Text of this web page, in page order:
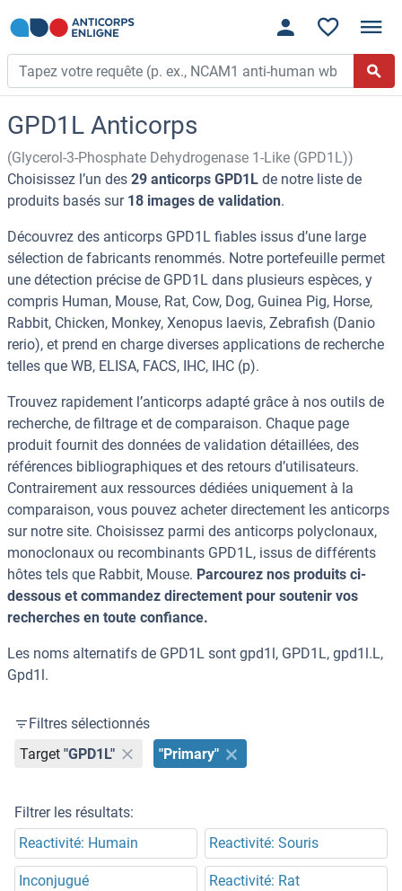
GPD1L Anticorps
(Glycerol-3-Phosphate Dehydrogenase 1-Like (GPD1L))
Choisissez l’un des 29 anticorps GPD1L de notre liste de
produits basés sur 18 images de validation.
Découvrez des anticorps GPD1L fiables issus d’une large
sélection de fabricants renommés. Notre portefeuille permet
une détection précise de GPD1L dans plusieurs espèces, y
compris Human, Mouse, Rat, Cow, Dog, Guinea Pig, Horse,
Rabbit, Chicken, Monkey, Xenopus laevis, Zebrafish (Danio
rerio), et prend en charge diverses applications de recherche
telles que WB, ELISA, FACS, IHC, IHC (p).
Trouvez rapidement l’anticorps adapté grâce à nos outils de
recherche, de filtrage et de comparaison. Chaque page
produit fournit des données de validation détaillées, des
références bibliographiques et des retours d’utilisateurs.
Contrairement aux ressources dédiées uniquement à la
comparaison, vous pouvez acheter directement les anticorps
sur notre site. Choisissez parmi des anticorps polyclonaux,
monoclonaux ou recombinants GPD1L, issus de différents
hôtes tels que Rabbit, Mouse. Parcourez nos produits ci-
dessous et commandez directement pour soutenir vos
recherches en toute confiance.
Les noms alternatifs de GPD1L sont gpd1l, GPD1L, gpd1l.L,
Gpd1l.
Filtres sélectionnés
Target "GPD1L" "Primary"
Filtrer les résultats:
Reactivité: Humain
Reactivité: Souris
Inconjugué Reactivité: Rat